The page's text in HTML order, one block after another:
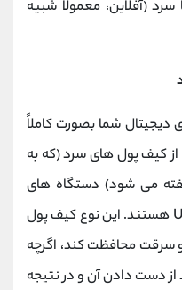
سرد (آفلاین، معمولاً شبیه
شما بصورت کاملاً
کیف پول های سرد (که به
می شود) دستگاه های
فیزیکی هستند که شبیه درایو USB هستند. این نوع کیف پول
و سرقت محافظت کند، اگرچه
از دست دادن آن و در نتیجه